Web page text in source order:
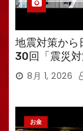
地震対策から
30回「震災
えるTV・高
8月 1, 2026
お金